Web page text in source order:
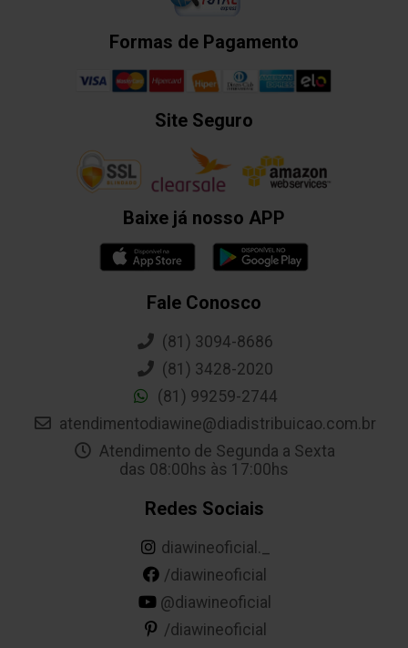
Formas de Pagamento
Site Seguro
Baixe já nosso APP
Fale Conosco
(81) 3094-8686
(81) 3428-2020
(81) 99259-2744
atendimentodiawine@diadistribuicao.com.br
Atendimento de Segunda a Sexta
das 08:00hs às 17:00hs
Redes Sociais
diawineoficial._
/diawineoficial
@diawineoficial
/diawineoficial